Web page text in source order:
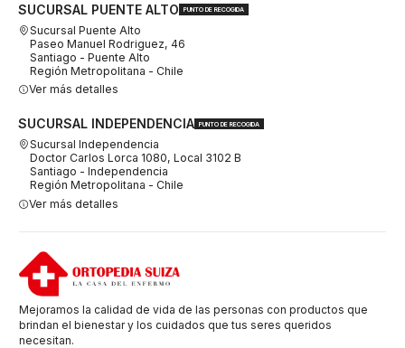
SUCURSAL PUENTE ALTO PUNTO DE RECOGIDA
Sucursal Puente Alto
Paseo Manuel Rodriguez, 46
Santiago - Puente Alto
Región Metropolitana - Chile
Ver más detalles
SUCURSAL INDEPENDENCIA PUNTO DE RECOGIDA
Sucursal Independencia
Doctor Carlos Lorca 1080, Local 3102 B
Santiago - Independencia
Región Metropolitana - Chile
Ver más detalles
Mejoramos la calidad de vida de las personas con productos que
brindan el bienestar y los cuidados que tus seres queridos
necesitan.